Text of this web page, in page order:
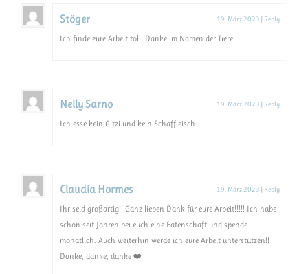
Stöger 19. März 2023 | Reply
Ich finde eure Arbeit toll. Danke im Namen der Tiere.
Nelly Sarno 19. März 2023 | Reply
Ich esse kein Gitzi und kein Schaffleisch
Claudia Hormes 19. März 2023 | Reply
Ihr seid großartig!! Ganz lieben Dank für eure Arbeit!!!!! Ich habe
schon seit Jahren bei euch eine Patenschaft und spende
monatlich. Auch weiterhin werde ich eure Arbeit unterstützen!!
Danke, danke, danke ❤️